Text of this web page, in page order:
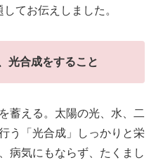
してお伝えしました。
光合成をすること
蓄える。太陽の光、水、二
う「光合成」しっかりと栄
病気にもならず、たくまし